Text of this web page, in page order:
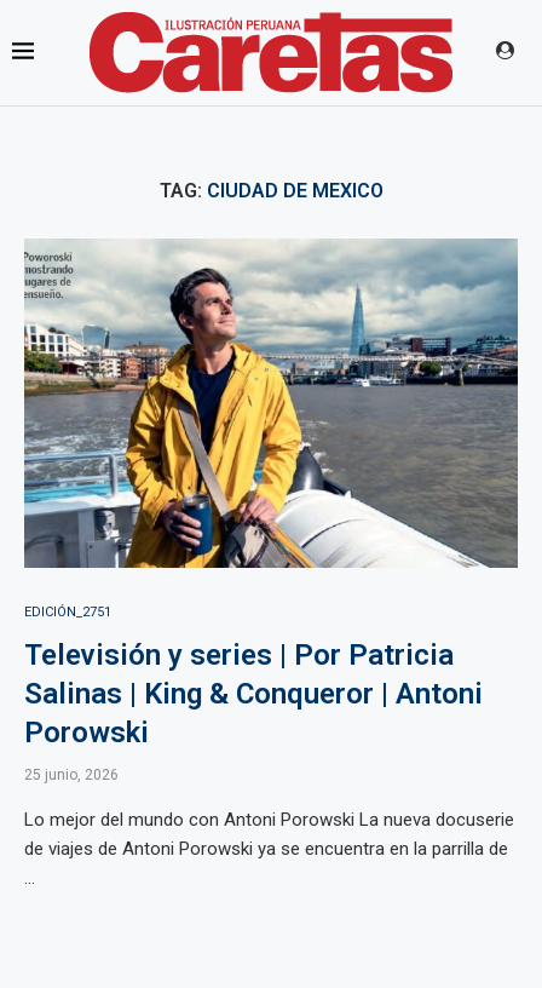
TAG: CIUDAD DE MEXICO
EDICIÓN_2751
Televisión y series | Por Patricia
Salinas | King & Conqueror | Antoni
Porowski
25 junio, 2026
Lo mejor del mundo con Antoni Porowski La nueva docuserie
de viajes de Antoni Porowski ya se encuentra en la parrilla de
...